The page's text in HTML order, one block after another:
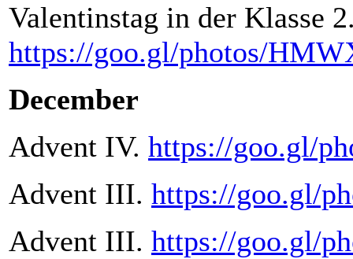
Valentinstag in der Klasse
https://goo.gl/photos/
December
Advent IV. https://goo.gl/
Advent III. https://goo.gl/
Advent III. https://goo.gl/